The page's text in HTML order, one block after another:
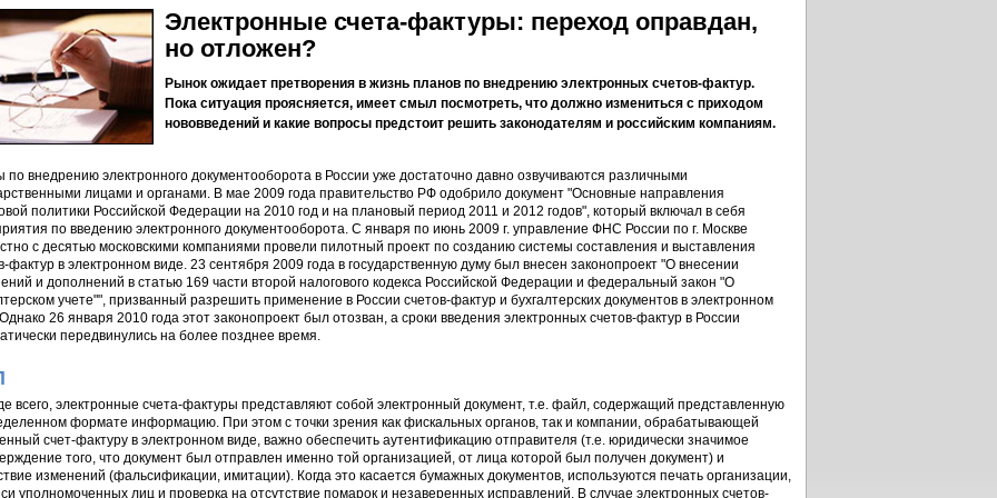
Электронные счета-фактуры: переход оправдан,
но отложен?
Рынок ожидает претворения в жизнь планов по внедрению электронных счетов-фактур.
Пока ситуация проясняется, имеет смыл посмотреть, что должно измениться с приходом
нововведений и какие вопросы предстоит решить законодателям и российским компаниям.
по внедрению электронного документооборота в России уже достаточно давно озвучиваются различными
лицами и органами. В мае 2009 года правительство РФ одобрило документ "Основные направления
политики Российской Федерации на 2010 год и на плановый период 2011 и 2012 годов", который включал в себя
по введению электронного документооборота. С января по июнь 2009 г. управление ФНС России по г. Москве
с десятью московскими компаниями провели пилотный проект по созданию системы составления и выставления
фактур в электронном виде. 23 сентября 2009 года в государственную думу был внесен законопроект "О внесении
и дополнений в статью 169 части второй налогового кодекса Российской Федерации и федеральный закон "О
учете"", призванный разрешить применение в России счетов-фактур и бухгалтерских документов в электронном
26 января 2010 года этот законопроект был отозван, а сроки введения электронных счетов-фактур в России
передвинулись на более позднее время.
всего, электронные счета-фактуры представляют собой электронный документ, т.е. файл, содержащий представленную
формате информацию. При этом с точки зрения как фискальных органов, так и компании, обрабатывающей
счет-фактуру в электронном виде, важно обеспечить аутентификацию отправителя (т.е. юридически значимое
того, что документ был отправлен именно той организацией, от лица которой был получен документ) и
изменений (фальсификации, имитации). Когда это касается бумажных документов, используются печать организации,
уполномоченных лиц и проверка на отсутствие помарок и незаверенных исправлений. В случае электронных счетов-